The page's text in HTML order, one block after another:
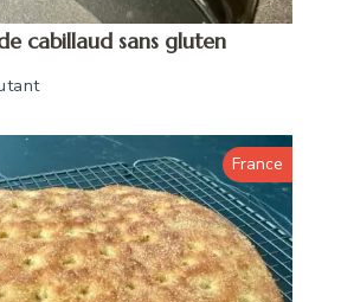
cabillaud sans gluten
France